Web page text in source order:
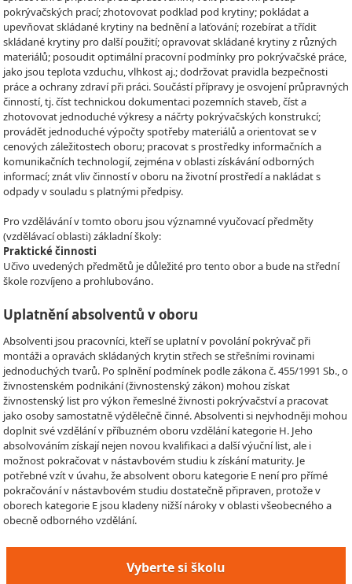
pokrývačských prací; zhotovovat podklad pod krytiny; pokládat a
upevňovat skládané krytiny na bednění a laťování; rozebírat a třídit
skládané krytiny pro další použití; opravovat skládané krytiny z různých
materiálů; posoudit optimální pracovní podmínky pro pokrývačské práce,
jako jsou teplota vzduchu, vlhkost aj.; dodržovat pravidla bezpečnosti
práce a ochrany zdraví při práci. Součástí přípravy je osvojení průpravných
činností, tj. číst technickou dokumentaci pozemních staveb, číst a
zhotovovat jednoduché výkresy a náčrty pokrývačských konstrukcí;
provádět jednoduché výpočty spotřeby materiálů a orientovat se v
cenových záležitostech oboru; pracovat s prostředky informačních a
komunikačních technologií, zejména v oblasti získávání odborných
informací; znát vliv činností v oboru na životní prostředí a nakládat s
odpady v souladu s platnými předpisy.
Pro vzdělávání v tomto oboru jsou významné vyučovací předměty
(vzdělávací oblasti) základní školy:
Praktické činnosti
Učivo uvedených předmětů je důležité pro tento obor a bude na střední
škole rozvíjeno a prohlubováno.
Uplatnění absolventů v oboru
Absolventi jsou pracovníci, kteří se uplatní v povolání pokrývač při
montáži a opravách skládaných krytin střech se střešními rovinami
jednoduchých tvarů. Po splnění podmínek podle zákona č. 455/1991 Sb., o
živnostenském podnikání (živnostenský zákon) mohou získat
živnostenský list pro výkon řemeslné živnosti pokrývačství a pracovat
jako osoby samostatně výdělečně činné. Absolventi si nejvhodněji mohou
doplnit své vzdělání v příbuzném oboru vzdělání kategorie H. Jeho
absolvováním získají nejen novou kvalifikaci a další výuční list, ale i
možnost pokračovat v nástavbovém studiu k získání maturity. Je
potřebné vzít v úvahu, že absolvent oboru kategorie E není pro přímé
pokračování v nástavbovém studiu dostatečně připraven, protože v
oborech kategorie E jsou kladeny nižší nároky v oblasti všeobecného a
obecně odborného vzdělání.
Vyberte si školu